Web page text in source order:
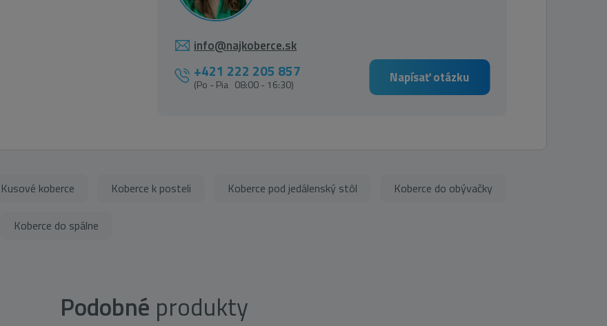
info@najkoberce.sk
+421 222 205 857
(Po - Pia 08:00 - 16:30) Napísať otázku
Kusové koberce Koberce k posteli Koberce pod jedálenský stôl Koberce do obývačky
Koberce do spálne
Podobné produkty